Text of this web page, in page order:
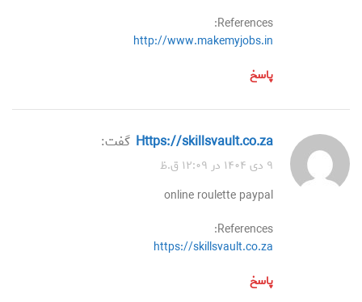
References:
http://www.makemyjobs.in
پاسخ
https://skillsvault.co.za گفت:
۹ دی ۱۴۰۴ در ۱۲:۰۹ ق.ظ
online roulette paypal
References:
https://skillsvault.co.za
پاسخ